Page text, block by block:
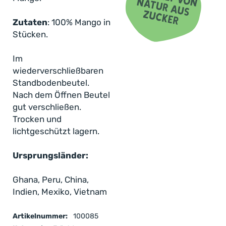
sorgfältig ausgesuchten Plantagen, wo sie unter
optimalen Bedingungen sonnenreifen und
anschließend schonend gefriergetrocknet
werden. Die kleinen fruchtigen Snacks sind nicht
Kalium, das zur Aufrechterhaltung eines normalen
Blutdrucks beiträgt, sowie Folat, das zur
Verringerung von Müdigkeit beiträgt.
Doch damit nicht genug: Unsere
gefriergetrocknete Mango liefert dir außerdem
Ballaststoffe, die zu einer ausgewogenen
Ernährung beitragen. Hol dir jetzt deine Packung
und überzeug dich selbst!
Zutaten: 100% Mango in
Stücken.
Im
wiederverschließbaren
Standbodenbeutel.
Nach dem Öffnen Beutel
gut verschließen.
Trocken und
lichtgeschützt lagern.
Ursprungsländer:
Ghana, Peru, China,
Indien, Mexiko, Vietnam
Artikelnummer:
100085